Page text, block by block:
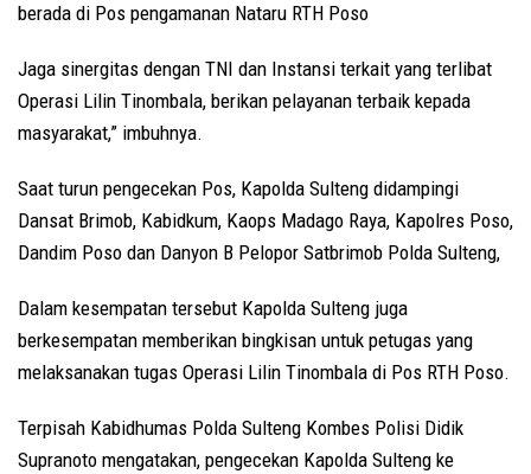
berada di Pos pengamanan Nataru RTH Poso
Jaga sinergitas dengan TNI dan Instansi terkait yang terlibat
Operasi Lilin Tinombala, berikan pelayanan terbaik kepada
masyarakat,” imbuhnya.
Saat turun pengecekan Pos, Kapolda Sulteng didampingi
Dansat Brimob, Kabidkum, Kaops Madago Raya, Kapolres Poso,
Dandim Poso dan Danyon B Pelopor Satbrimob Polda Sulteng,
Dalam kesempatan tersebut Kapolda Sulteng juga
berkesempatan memberikan bingkisan untuk petugas yang
melaksanakan tugas Operasi Lilin Tinombala di Pos RTH Poso.
Terpisah Kabidhumas Polda Sulteng Kombes Polisi Didik
Supranoto mengatakan, pengecekan Kapolda Sulteng ke